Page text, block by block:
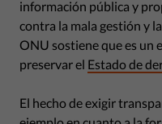
información pública y
contra la mala gestión y
ONU sostiene que es un
preservar el Estado de
El hecho de exigir